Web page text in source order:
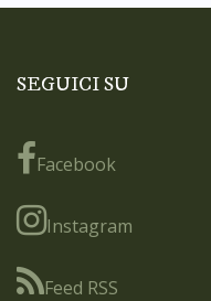
SEGUICI SU
Facebook
Instagram
Feed RSS